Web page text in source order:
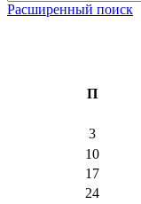
Расширенный поиск
П
3
10
17
24